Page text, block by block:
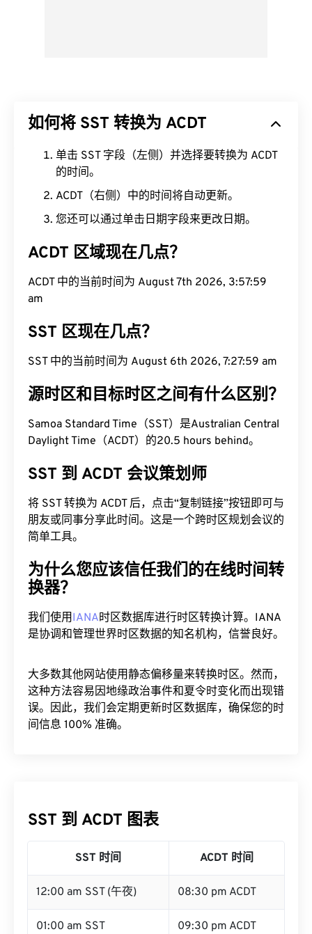
如何将 SST 转换为 ACDT
单击 SST 字段（左侧）并选择要转换为 ACDT
的时间。
ACDT（右侧）中的时间将自动更新。
您还可以通过单击日期字段来更改日期。
ACDT 区域现在几点？
ACDT 中的当前时间为 August 7th 2026, 3:57:59
am
SST 区现在几点？
SST 中的当前时间为 August 6th 2026, 7:27:59 am
源时区和目标时区之间有什么区别？
Samoa Standard Time（SST）是Australian Central
Daylight Time（ACDT）的20.5 hours behind。
SST 到 ACDT 会议策划师
将 SST 转换为 ACDT 后，点击“复制链接”按钮即可与
朋友或同事分享此时间。这是一个跨时区规划会议的
简单工具。
为什么您应该信任我们的在线时间转
换器？
我们使用IANA时区数据库进行时区转换计算。IANA
是协调和管理世界时区数据的知名机构，信誉良好。
大多数其他网站使用静态偏移量来转换时区。然而，
这种方法容易因地缘政治事件和夏令时变化而出现错
误。因此，我们会定期更新时区数据库，确保您的时
间信息 100% 准确。
SST 到 ACDT 图表
SST 时间 ACDT 时间
12:00 am SST (午夜) 08:30 pm ACDT
01:00 am SST 09:30 pm ACDT